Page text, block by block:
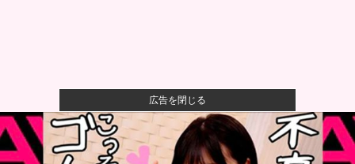
広告を閉じる